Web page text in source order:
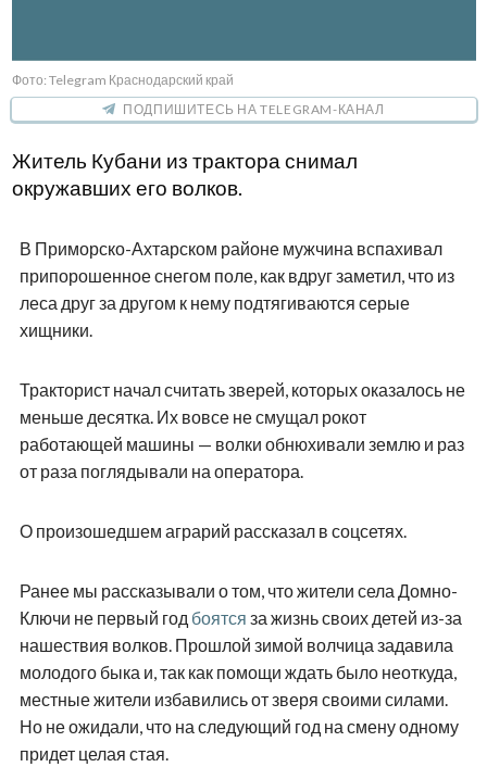
Фото: Telegram Краснодарский край
ПОДПИШИТЕСЬ НА TELEGRAM-КАНАЛ
Житель Кубани из трактора снимал
окружавших его волков.
В Приморско-Ахтарском районе мужчина вспахивал
припорошенное снегом поле, как вдруг заметил, что из
леса друг за другом к нему подтягиваются серые
хищники.
Тракторист начал считать зверей, которых оказалось не
меньше десятка. Их вовсе не смущал рокот
работающей машины — волки обнюхивали землю и раз
от раза поглядывали на оператора.
О произошедшем аграрий рассказал в соцсетях.
Ранее мы рассказывали о том, что жители села Домно-
Ключи не первый год боятся за жизнь своих детей из-за
нашествия волков. Прошлой зимой волчица задавила
молодого быка и, так как помощи ждать было неоткуда,
местные жители избавились от зверя своими силами.
Но не ожидали, что на следующий год на смену одному
придет целая стая.